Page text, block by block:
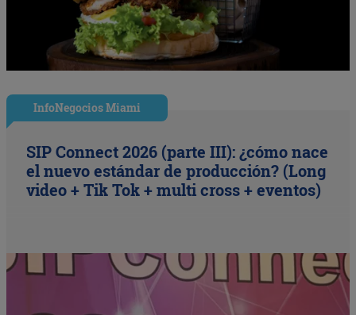
InfoNegocios Miami
SIP Connect 2026 (parte III): ¿cómo nace
el nuevo estándar de producción? (Long
video + Tik Tok + multi cross + eventos)